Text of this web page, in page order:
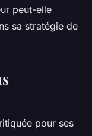
peut-elle
sa stratégie de
pour ses